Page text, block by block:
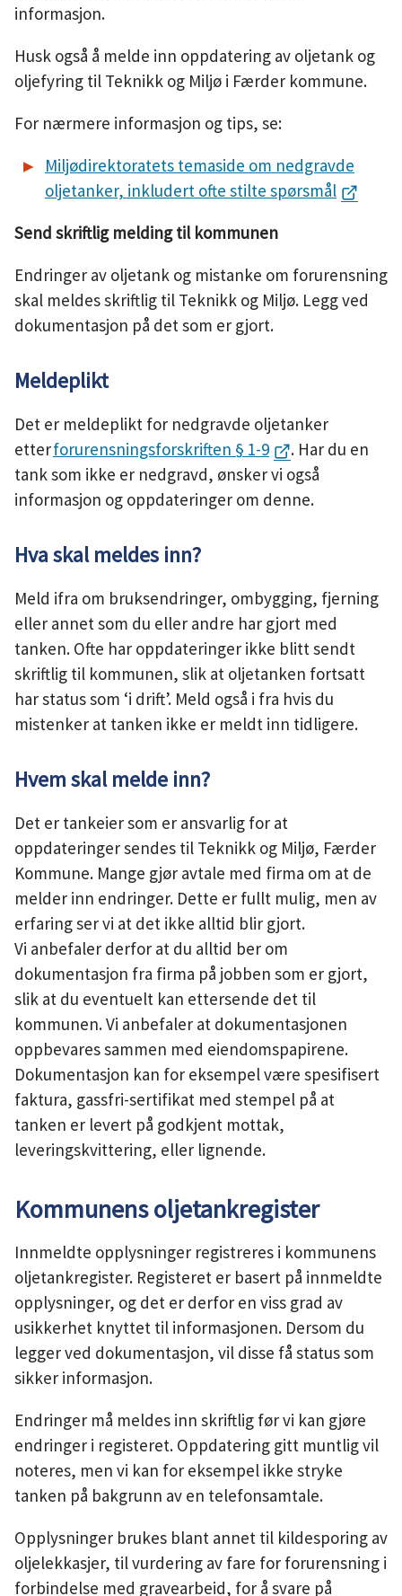
informasjon.
Husk også å melde inn oppdatering av oljetank og
oljefyring til Teknikk og Miljø i Færder kommune.
For nærmere informasjon og tips, se:
Miljødirektoratets temaside om nedgravde
oljetanker, inkludert ofte stilte spørsmål
Send skriftlig melding til kommunen
Endringer av oljetank og mistanke om forurensning
skal meldes skriftlig til Teknikk og Miljø. Legg ved
dokumentasjon på det som er gjort.
Meldeplikt
Det er meldeplikt for nedgravde oljetanker
etterforurensningsforskriften § 1-9
. Har du en
tank som ikke er nedgravd, ønsker vi også
informasjon og oppdateringer om denne.
Hva skal meldes inn?
Meld ifra om bruksendringer, ombygging, fjerning
eller annet som du eller andre har gjort med
tanken. Ofte har oppdateringer ikke blitt sendt
skriftlig til kommunen, slik at oljetanken fortsatt
har status som ‘i drift’. Meld også i fra hvis du
mistenker at tanken ikke er meldt inn tidligere.
Hvem skal melde inn?
Det er tankeier som er ansvarlig for at
oppdateringer sendes til Teknikk og Miljø, Færder
Kommune. Mange gjør avtale med firma om at de
melder inn endringer. Dette er fullt mulig, men av
erfaring ser vi at det ikke alltid blir gjort.
Vi anbefaler derfor at du alltid ber om
dokumentasjon fra firma på jobben som er gjort,
slik at du eventuelt kan ettersende det til
kommunen. Vi anbefaler at dokumentasjonen
oppbevares sammen med eiendomspapirene.
Dokumentasjon kan for eksempel være spesifisert
faktura, gassfri-sertifikat med stempel på at
tanken er levert på godkjent mottak,
leveringskvittering, eller lignende.
Kommunens oljetankregister
Innmeldte opplysninger registreres i kommunens
oljetankregister. Registeret er basert på innmeldte
opplysninger, og det er derfor en viss grad av
usikkerhet knyttet til informasjonen. Dersom du
legger ved dokumentasjon, vil disse få status som
sikker informasjon.
Endringer må meldes inn skriftlig før vi kan gjøre
endringer i registeret. Oppdatering gitt muntlig vil
noteres, men vi kan for eksempel ikke stryke
tanken på bakgrunn av en telefonsamtale.
Opplysninger brukes blant annet til kildesporing av
oljelekkasjer, til vurdering av fare for forurensning i
forbindelse med gravearbeid, for å svare på